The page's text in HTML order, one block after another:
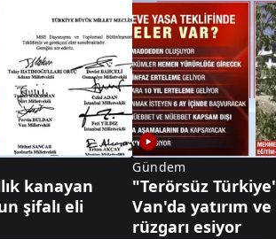
kanayan
şifalı eli
Gündem
"Terörsüz
Van'da yatırım
rüzgarı esiyor